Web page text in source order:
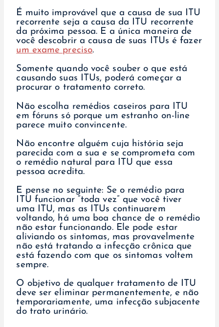
É muito improvável que a causa de sua ITU
recorrente seja a causa da ITU recorrente
da próxima pessoa. E a única maneira de
você descobrir a causa de suas ITUs é fazer
um exame preciso.
Somente quando você souber o que está
causando suas ITUs, poderá começar a
procurar o tratamento correto.
Não escolha remédios caseiros para ITU
em fóruns só porque um estranho on-line
parece muito convincente.
Não encontre alguém cuja história seja
parecida com a sua e se comprometa com
o remédio natural para ITU que essa
pessoa acredita.
E pense no seguinte: Se o remédio para
ITU funcionar “toda vez” que você tiver
uma ITU, mas as ITUs continuarem
voltando, há uma boa chance de o remédio
não estar funcionando. Ele pode estar
aliviando os sintomas, mas provavelmente
não está tratando a infecção crônica que
está fazendo com que os sintomas voltem
sempre.
O objetivo de qualquer tratamento de ITU
deve ser eliminar permanentemente, e não
temporariamente, uma infecção subjacente
do trato urinário.